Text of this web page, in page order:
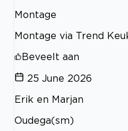
Montage
Montage via Trend
Beveelt aan
25 June 2026
Erik en Marjan
Oudega(sm)